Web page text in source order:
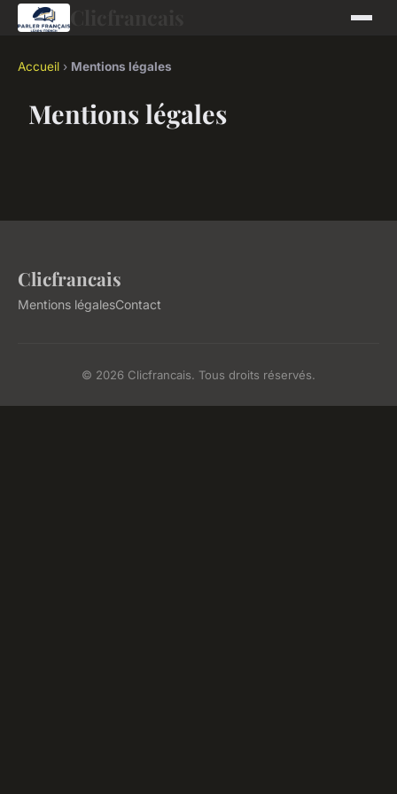
Clicfrancais
Accueil › Mentions légales
Mentions légales
Clicfrancais
Mentions légalesContact
© 2026 Clicfrancais. Tous droits réservés.